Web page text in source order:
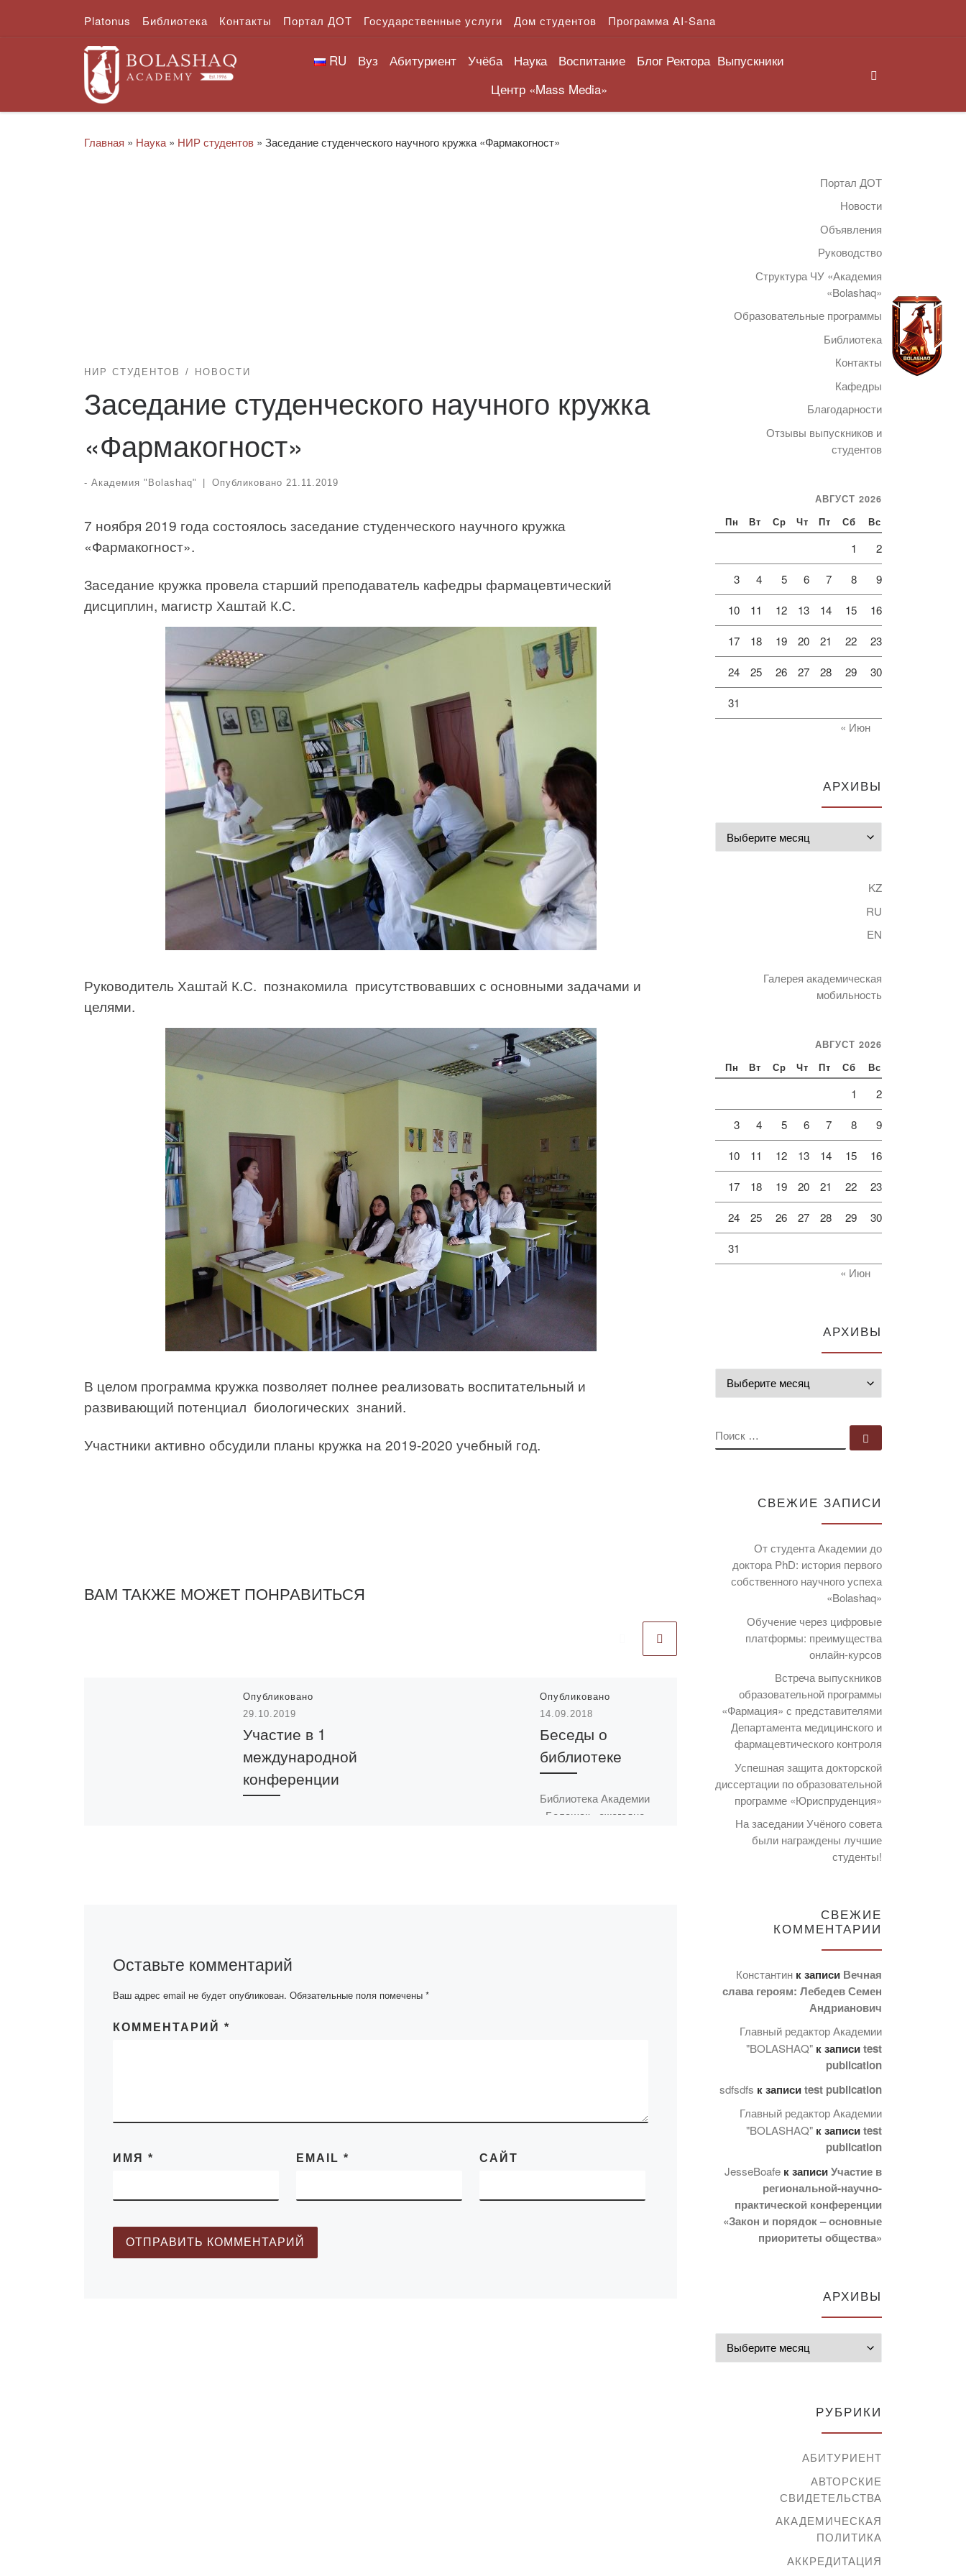
Перейти к содержимому
Platonus Библиотека Контакты Портал ДОТ Государственные услуги Дом студентов Программа AI-Sana
RU Вуз Абитуриент Учёба Наука Воспитание Блог Ректора Выпускники
Центр «Mass Media»
Главная » Наука » НИР студентов » Заседание студенческого научного кружка «Фармакогност»
НИР СТУДЕНТОВ НОВОСТИ
Заседание студенческого научного кружка
«Фармакогност»
- Академия "Bolashaq" Опубликовано 21.11.2019
7 ноября 2019 года состоялось заседание студенческого научного кружка
«Фармакогност».
Заседание кружка провела старший преподаватель кафедры фармацевтический
дисциплин, магистр Хаштай К.С.
Руководитель Хаштай К.С. познакомила присутствовавших с основными задачами и
целями.
В целом программа кружка позволяет полнее реализовать воспитательный и
развивающий потенциал биологических знаний.
Участники активно обсудили планы кружка на 2019-2020 учебный год.
ВАМ ТАКЖЕ МОЖЕТ ПОНРАВИТЬСЯ
Опубликовано
29.10.2019
Участие в 1
международной
конференции
[…]
Опубликовано
14.09.2018
Беседы о
библиотеке
Библиотека Академии
«Болашак» ежегодно
Опубликовано
12.12.2022
Кураторский час
на тему:
«Деятели Алаша
и независимый
Казахстан»
12 декабря 2022 года
В.А. и Мекадилова С.К.
провели кураторский час
со студентами групп
ПиП-19-2, ПиП-20-2,
ПиП-22-2, ПМНО-20-2
[…]
Оставьте комментарий
Ваш адрес email не будет опубликован. Обязательные поля помечены *
КОММЕНТАРИЙ *
ИМЯ * EMAIL * САЙТ
Портал ДОТ
Новости
Объявления
Руководство
Структура ЧУ «Академия
«Bolashaq»
Образовательные программы
Библиотека
Контакты
Кафедры
Благодарности
Отзывы выпускников и
студентов
АВГУСТ 2026
Пн Вт Ср Чт Пт Сб Вс
1 2
3 4 5 6 7 8 9
10 11 12 13 14 15 16
17 18 19 20 21 22 23
24 25 26 27 28 29 30
31
« Июн
АРХИВЫ
KZ
RU
EN
Галерея академическая
мобильность
АВГУСТ 2026
Пн Вт Ср Чт Пт Сб Вс
1 2
3 4 5 6 7 8 9
10 11 12 13 14 15 16
17 18 19 20 21 22 23
24 25 26 27 28 29 30
31
« Июн
АРХИВЫ
ПОИСК
СВЕЖИЕ ЗАПИСИ
От студента Академии до
доктора PhD: история первого
собственного научного успеха
«Bolashaq»
Обучение через цифровые
платформы: преимущества
онлайн-курсов
Встреча выпускников
образовательной программы
«Фармация» с представителями
Департамента медицинского и
фармацевтического контроля
Успешная защита докторской
диссертации по образовательной
программе «Юриспруденция»
На заседании Учёного совета
были награждены лучшие
студенты!
СВЕЖИЕ
КОММЕНТАРИИ
Константин к записи Вечная
слава героям: Лебедев Семен
Андрианович
Главный редактор Академии
"BOLASHAQ" к записиtest
publication
sdfsdfs к записиtest publication
Главный редактор Академии
"BOLASHAQ" к записиtest
publication
JesseBoafe к записиУчастие в
региональной-научно-
практической конференции
«Закон и порядок – основные
приоритеты общества»
АРХИВЫ
РУБРИКИ
АБИТУРИЕНТ
АВТОРСКИЕ
СВИДЕТЕЛЬСТВА
АКАДЕМИЧЕСКАЯ
ПОЛИТИКА
АККРЕДИТАЦИЯ